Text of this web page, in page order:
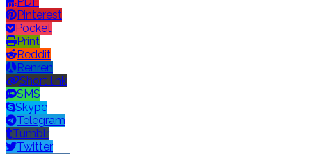
Pinterest
Pocket
Print
Reddit
Renren
Short link
SMS
Skype
Telegram
Tumblr
Twitter